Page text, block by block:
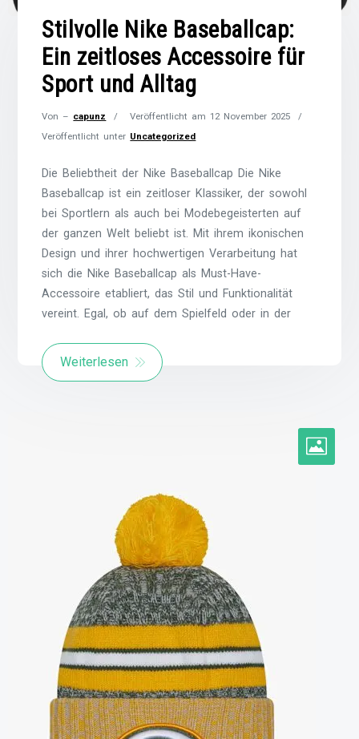
Stilvolle Nike Baseballcap:
Ein zeitloses Accessoire für
Sport und Alltag
Von – capunz Veröffentlicht am12 November 2025
Veröffentlicht unter Uncategorized
Die Beliebtheit der Nike Baseballcap Die Nike
Baseballcap ist ein zeitloser Klassiker, der sowohl
bei Sportlern als auch bei Modebegeisterten auf
der ganzen Welt beliebt ist. Mit ihrem ikonischen
Design und ihrer hochwertigen Verarbeitung hat
sich die Nike Baseballcap als Must-Have-
Accessoire etabliert, das Stil und Funktionalität
vereint. Egal, ob auf dem Spielfeld oder in der
Weiterlesen